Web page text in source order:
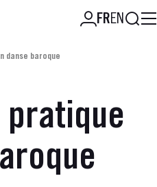
FREN
danse baroque
pratique